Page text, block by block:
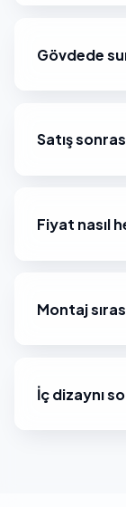
Gövdede
Satış
Fiyat nasıl
Montaj
İç dizaynı